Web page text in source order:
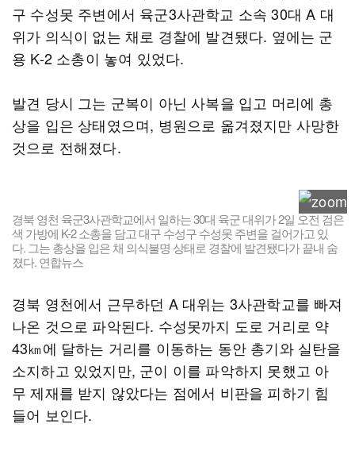
구 수성못 주변에서 육군3사관학교 소속 30대 A 대
위가 의식이 없는 채로 경찰에 발견됐다. 옆에는 군
용 K-2 소총이 놓여 있었다.
발견 당시 그는 군복이 아닌 사복을 입고 머리에 총
상을 입은 상태였으며, 병원으로 옮겨졌지만 사망한
것으로 전해졌다.
경북 영천 육군3사관학교에서 일하는 30대 육군 대위가 2일 오전 검은
색 가방에 K-2 소총을 담고 대구 수성구 수성못 주변을 걸어가고 있
다. 그는 총상을 입은 채 의식불명 상태로 경찰에 발견됐다가 끝내 숨
졌다. 연합뉴스
경북 영천에서 근무하던 A 대위는 3사관학교를 빠져
나온 것으로 파악된다. 수성못까지 도로 거리로 약
43㎞에 달하는 거리를 이동하는 동안 총기와 실탄을
소지하고 있었지만, 군이 이를 파악하지 못했고 아
무 제재를 받지 않았다는 점에서 비판을 피하기 힘
들어 보인다.